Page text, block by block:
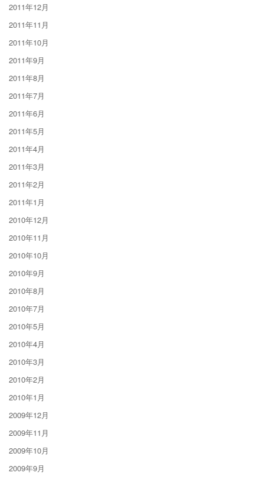
2011年12月
2011年11月
2011年10月
2011年9月
2011年8月
2011年7月
2011年6月
2011年5月
2011年4月
2011年3月
2011年2月
2011年1月
2010年12月
2010年11月
2010年10月
2010年9月
2010年8月
2010年7月
2010年5月
2010年4月
2010年3月
2010年2月
2010年1月
2009年12月
2009年11月
2009年10月
2009年9月